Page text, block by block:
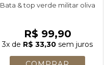
Bata & top verde militar oliva
R$ 99,90
3x de R$ 33,30 sem juros